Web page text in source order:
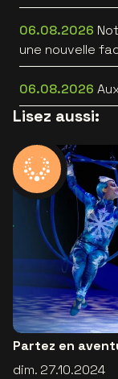
06.08.2026
une nouvelle
(Evelyn)' [video]
06.08.2026
Lisez aussi:
Partez en
dim. 27.10.2024